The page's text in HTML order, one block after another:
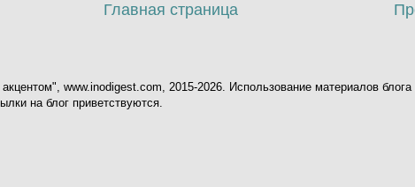
Главная страница
www.inodigest.com, 2015-2026. Использование материалов блога
на блог приветствуются.